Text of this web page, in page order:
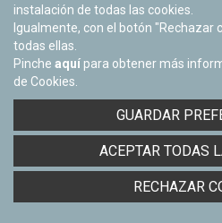
Derecho
instalación de todas las cookies.
Igualmente, con el botón "Rechazar
todas ellas.
Pinche aquí para obtener más
de Cookies.
GUARDAR
ACEPTAR TODAS
RECHAZAR